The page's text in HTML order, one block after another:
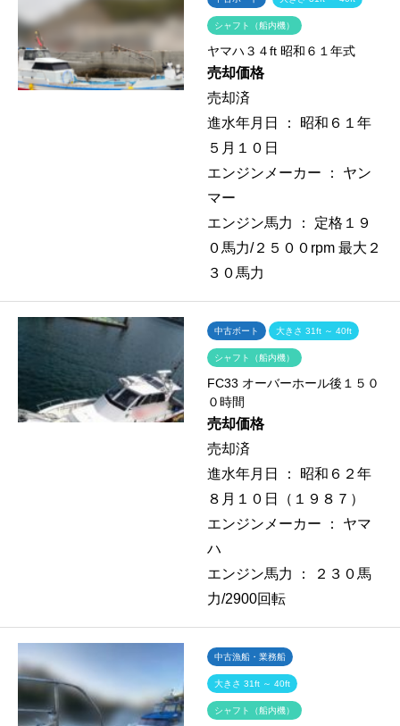
シャフト（船内機）
ヤマハ３４ft 昭和６１年式
売却価格
売却済
進水年月日 ： 昭和６１年
５月１０日
エンジンメーカー ： ヤン
マー
エンジン馬力 ： 定格１９
０馬力/２５００rpm 最大２
３０馬力
中古ボート 大きさ 31ft ～ 40ft
シャフト（船内機）
FC33 オーバーホール後１５０
０時間
売却価格
売却済
進水年月日 ： 昭和６２年
８月１０日（１９８７）
エンジンメーカー ： ヤマ
ハ
エンジン馬力 ：
２３０馬
力/2900回転
中古漁船・業務船
大きさ 31ft ～ 40ft
シャフト（船内機）